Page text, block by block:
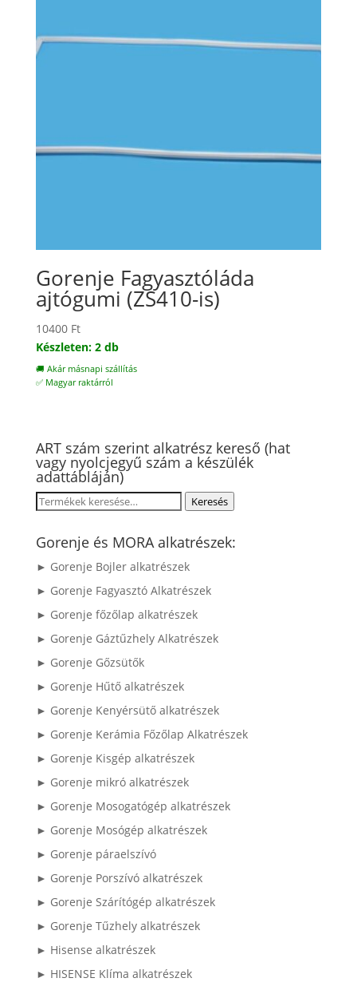
Gorenje Fagyasztóláda
ajtógumi (ZS410-is)
10400 Ft
Készleten: 2 db
🚚 Akár másnapi szállítás
✅ Magyar raktárról
ART szám szerint alkatrész kereső (hat
vagy nyolcjegyű szám a készülék
adattábláján)
Keresés
következőre:
Keresés
Gorenje és MORA alkatrészek:
► Gorenje Bojler alkatrészek
► Gorenje Fagyasztó Alkatrészek
► Gorenje főzőlap alkatrészek
► Gorenje Gáztűzhely Alkatrészek
► Gorenje Gőzsütők
► Gorenje Hűtő alkatrészek
► Gorenje Kenyérsütő alkatrészek
► Gorenje Kerámia Főzőlap Alkatrészek
► Gorenje Kisgép alkatrészek
► Gorenje mikró alkatrészek
► Gorenje Mosogatógép alkatrészek
► Gorenje Mosógép alkatrészek
► Gorenje páraelszívó
► Gorenje Porszívó alkatrészek
► Gorenje Szárítógép alkatrészek
► Gorenje Tűzhely alkatrészek
► Hisense alkatrészek
► HISENSE Klíma alkatrészek